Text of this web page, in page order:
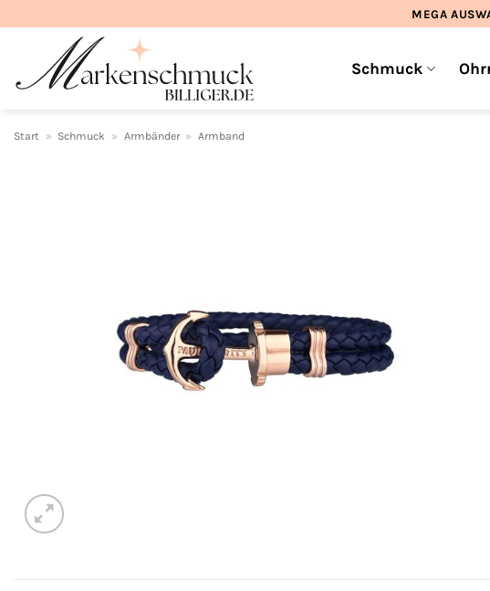
springen
MEGA
Schmuck
Start » Schmuck » Armbänder » Armband